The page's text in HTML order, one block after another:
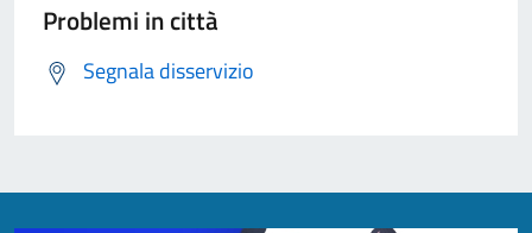
Problemi in città
Segnala disservizio